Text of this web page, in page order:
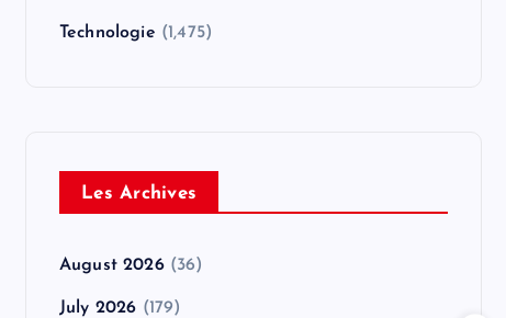
Technologie (1,475)
Les Archives
August 2026(36)
July 2026 (179)